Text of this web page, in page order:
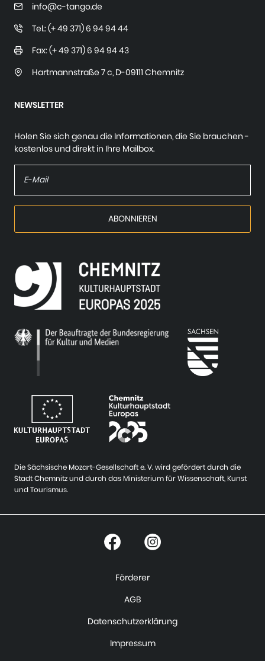
info@c-tango.de
Tel.: (+ 49 371) 6 94 94 44
Fax: (+ 49 371) 6 94 94 43
Hartmannstraße 7 c, D-09111 Chemnitz
NEWSLETTER
Holen Sie sich genau die Informationen, die Sie brauchen -
kostenlos und direkt in Ihre Mailbox.
Die Sächsische Mozart-Gesellschaft e. V. wird gefördert durch die
Stadt Chemnitz und durch das Ministerium für Wissenschaft, Kunst
und Tourismus.
Förderer
AGB
Datenschutzerklärung
Impressum